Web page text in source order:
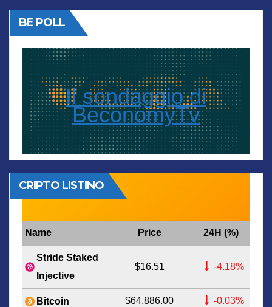
BE POLL
Il sondaggio di
BeconomyTv
CRIPTO LISTINO
Name Price 24H (%)
Stride Staked
Injective
$16.51 -4.18%
Bitcoin $64,886.00 -0.03%